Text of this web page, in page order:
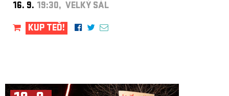
16. 9. 19:30, VELKÝ SÁL
KUP TEĎ!